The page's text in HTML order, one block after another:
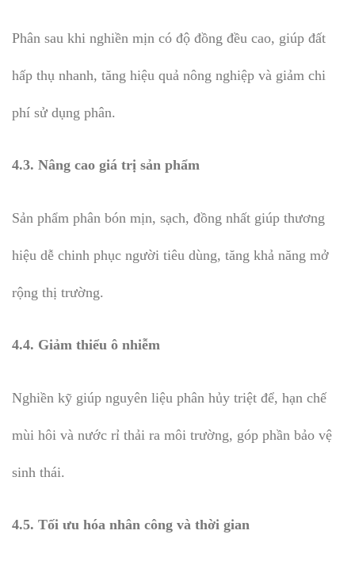
Phân sau khi nghiền mịn có độ đồng đều cao, giúp đất
hấp thụ nhanh, tăng hiệu quả nông nghiệp và giảm chi
phí sử dụng phân.
4.3. Nâng cao giá trị sản phẩm
Sản phẩm phân bón mịn, sạch, đồng nhất giúp thương
hiệu dễ chinh phục người tiêu dùng, tăng khả năng mở
rộng thị trường.
4.4. Giảm thiểu ô nhiễm
Nghiền kỹ giúp nguyên liệu phân hủy triệt để, hạn chế
mùi hôi và nước rỉ thải ra môi trường, góp phần bảo vệ
sinh thái.
4.5. Tối ưu hóa nhân công và thời gian